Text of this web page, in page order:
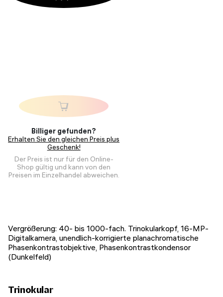
Billiger gefunden?
Erhalten Sie den gleichen Preis plus
Geschenk!
Der Preis ist nur für den Online-
Shop gültig und kann von den
Preisen im Einzelhandel abweichen.
Vergrößerung: 40- bis 1000-fach. Trinokularkopf, 16-MP-
Digitalkamera, unendlich-korrigierte planachromatische
Phasenkontrastobjektive, Phasenkontrastkondensor
(Dunkelfeld)
Trinokular